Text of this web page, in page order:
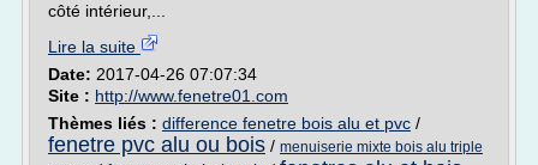
côté intérieur,...
Lire la suite
Date: 2017-04-26 07:07:34
Site : http://www.fenetre01.com
Thèmes liés : difference fenetre bois alu et pvc /
fenetre pvc alu ou bois / menuiserie mixte bois alu triple